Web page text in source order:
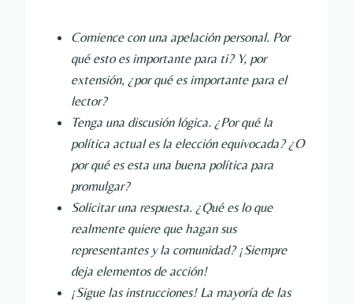
Comience con una apelación personal. Por
qué esto es importante para ti? Y, por
extensión, ¿por qué es importante para el
lector?
Tenga una discusión lógica. ¿Por qué la
política actual es la elección equivocada? ¿O
por qué es esta una buena política para
promulgar?
Solicitar una respuesta. ¿Qué es lo que
realmente quiere que hagan sus
representantes y la comunidad? ¡Siempre
deja elementos de acción!
¡Sigue las instrucciones! La mayoría de las